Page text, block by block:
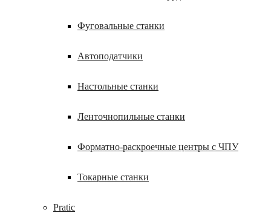
Фуговальные станки
Автоподатчики
Настольные станки
Ленточнопильные станки
Форматно-раскроечные центры с ЧПУ
Токарные станки
Pratic